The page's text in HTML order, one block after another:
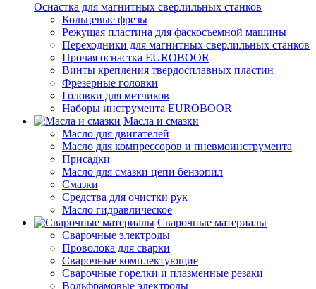
Оснастка для магнитных сверлильных станков
Кольцевые фрезы
Режущая пластина для фаскосъемной машины
Переходники для магнитных сверлильных станков
Прочая оснастка EUROBOOR
Винты крепления твердосплавных пластин
Фрезерные головки
Головки для метчиков
Наборы инструмента EUROBOOR
Масла и смазки
Масло для двигателей
Масло для компрессоров и пневмоинструмента
Присадки
Масло для смазки цепи бензопил
Смазки
Средства для очистки рук
Масло гидравлическое
Сварочные материалы
Сварочные электроды
Проволока для сварки
Сварочные комплектующие
Сварочные горелки и плазменные резаки
Вольфрамовые электроды